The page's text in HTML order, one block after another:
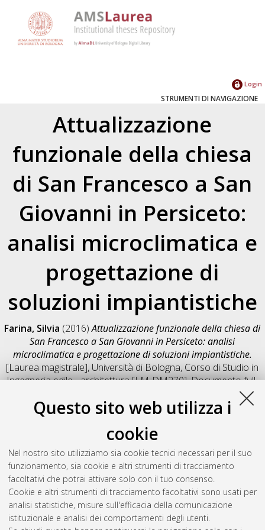
Questo sito web utilizza i
cookie
Nel nostro sito utilizziamo sia cookie tecnici necessari per il suo
funzionamento, sia cookie e altri strumenti di tracciamento
facoltativi che potrai attivare solo con il tuo consenso.
Cookie e altri strumenti di tracciamento facoltativi sono usati per
analisi statistiche, misure sull'efficacia della comunicazione
istituzionale e analisi dei comportamenti degli utenti.
Login
STRUMENTI DI NAVIGAZIONE
Attualizzazione
funzionale della chiesa
di San Francesco a San
Giovanni in Persiceto:
analisi microclimatica e
progettazione di
soluzioni impiantistiche
Farina, Silvia (2016)Attualizzazione funzionale della chiesa di
San Francesco a San Giovanni in Persiceto: analisi
microclimatica e progettazione di soluzioni impiantistiche.
[Laurea magistrale], Università di Bologna, Corso di Studio in
Ingegneria edile - architettura [LM-DM270], Documento full-
Salva citazione
Condividi
Il full-text non è disponibile per scelta dell'autore. (
Abstract
Altri metadati
Gestione del documento: